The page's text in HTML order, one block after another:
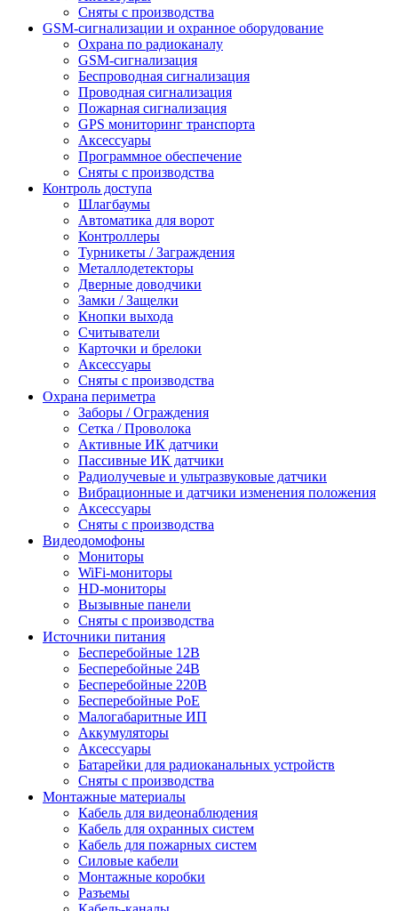
Сняты с производства
GSM-сигнализации и охранное оборудование
Охрана по радиоканалу
GSM-сигнализация
Беспроводная сигнализация
Проводная сигнализация
Пожарная сигнализация
GPS мониторинг транспорта
Аксессуары
Программное обеспечение
Сняты с производства
Контроль доступа
Шлагбаумы
Автоматика для ворот
Контроллеры
Турникеты / Заграждения
Металлодетекторы
Дверные доводчики
Замки / Защелки
Кнопки выхода
Считыватели
Карточки и брелоки
Аксессуары
Сняты с производства
Охрана периметра
Заборы / Ограждения
Сетка / Проволока
Активные ИК датчики
Пассивные ИК датчики
Радиолучевые и ультразвуковые датчики
Вибрационные и датчики изменения положения
Аксессуары
Сняты с производства
Видеодомофоны
Мониторы
WiFi-мониторы
HD-мониторы
Вызывные панели
Сняты с производства
Источники питания
Бесперебойные 12В
Бесперебойные 24В
Бесперебойные 220В
Бесперебойные PoE
Малогабаритные ИП
Аккумуляторы
Аксессуары
Батарейки для радиоканальных устройств
Сняты с производства
Монтажные материалы
Кабель для видеонаблюдения
Кабель для охранных систем
Кабель для пожарных систем
Силовые кабели
Монтажные коробки
Разъемы